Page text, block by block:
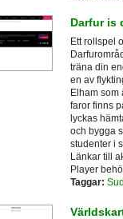
Darfur is
Ett rollspel
träna din
en av
Elham som
faror finns
lyckas
och bygga
studenter i
Länkar till
Player
Taggar: